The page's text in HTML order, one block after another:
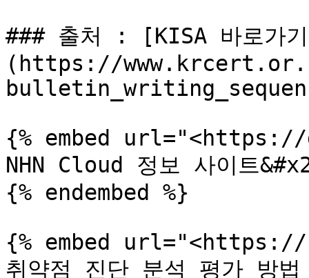
### 출처 : [KISA 바로가
(https://
{% embed
NHN Cloud 정보 사이트
{% endembed %}
{% embed
취약점 진단 분석 평가 방법